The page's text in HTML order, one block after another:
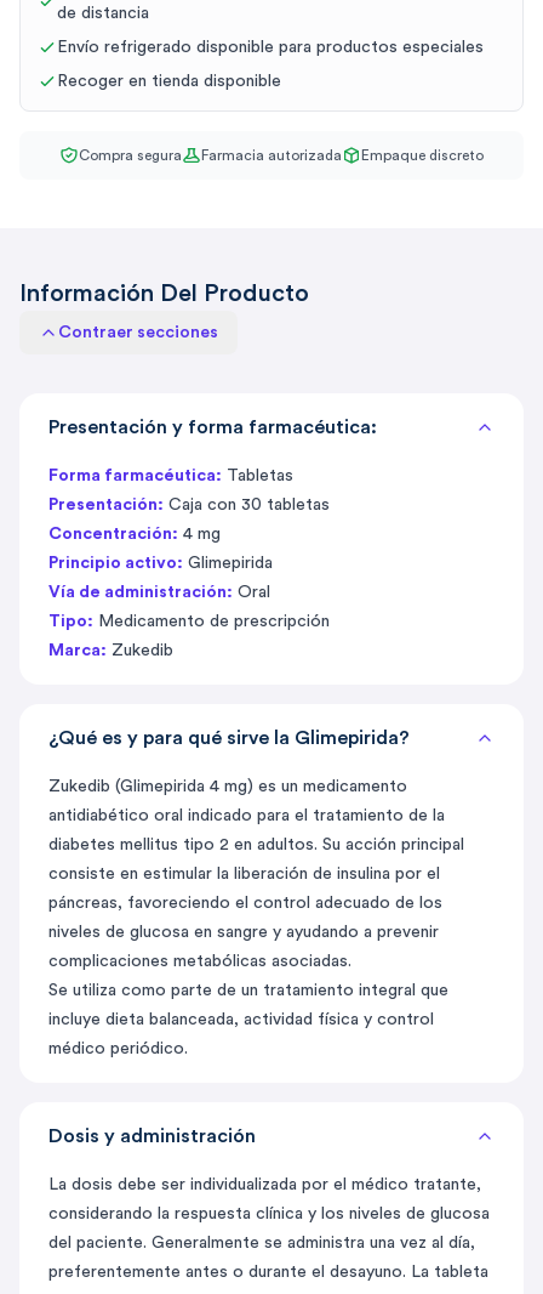
de distancia
Envío refrigerado disponible para productos especiales
Recoger en tienda disponible
Compra segura Farmacia autorizada Empaque discreto
Información Del Producto
Contraer secciones
Presentación y forma farmacéutica:
Forma farmacéutica: Tabletas
Presentación: Caja con 30 tabletas
Concentración: 4 mg
Principio activo: Glimepirida
Vía de administración: Oral
Tipo: Medicamento de prescripción
Marca: Zukedib
¿Qué es y para qué sirve la Glimepirida?
Zukedib (Glimepirida 4 mg) es un medicamento
antidiabético oral indicado para el tratamiento de la
diabetes mellitus tipo 2 en adultos. Su acción principal
consiste en estimular la liberación de insulina por el
páncreas, favoreciendo el control adecuado de los
niveles de glucosa en sangre y ayudando a prevenir
complicaciones metabólicas asociadas.
Se utiliza como parte de un tratamiento integral que
incluye dieta balanceada, actividad física y control
médico periódico.
Dosis y administración
La dosis debe ser individualizada por el médico tratante,
considerando la respuesta clínica y los niveles de glucosa
del paciente. Generalmente se administra una vez al día,
preferentemente antes o durante el desayuno. La tableta